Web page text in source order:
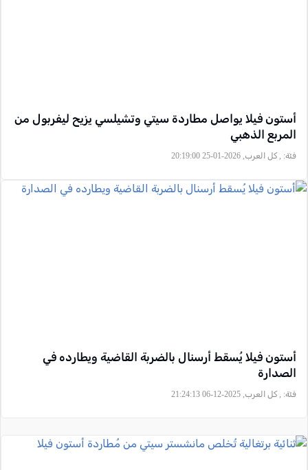
أستون فيلا يواصل مطاردة سيتي وتشيلسي يزيح ليفربول من
المربع الذهبي
فئة: , كل العرب, 2026-01-25 20:19:00
أستون فيلا يُسقط أرسنال بالضربة القاضية ويطارده في
الصدارة
فئة: , كل العرب, 2025-12-06 21:24:13